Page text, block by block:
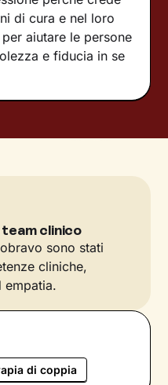
di cura e nel loro
aiutare le persone
e fiducia in se
clinico
sono stati
cliniche,
di coppia